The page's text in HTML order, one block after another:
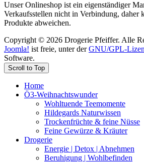
Unser Onlineshop ist ein eigenständiger
Verkaufsstellen nicht in Verbindung, daher
Produkte abweichen.
Copyright © 2026 Drogerie Pfeiffer. Alle
Joomla! ist freie, unter derGNU/GPL-
Software.
Scroll to Top
Home
Ö3-Weihnachtswunder
Wohltuende Teemomente
Hildegards Naturwissen
Trockenfrüchte & feine Nüsse
Feine Gewürze & Kräuter
Drogerie
Energie | Detox | Abnehmen
Beruhigung | Wohlbefinden